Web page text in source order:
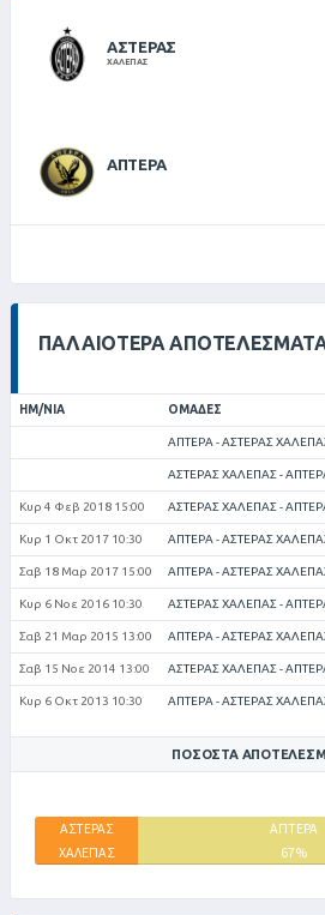
ΑΣΤΕΡΑΣ
ΧΑΛΕΠΑΣ
ΑΠΤΕΡΑ
ΠΑΛΑΙΌΤΕΡΑ
ΗΜ/ΝΊΑ ΟΜΆΔΕΣ
ΑΠΤΕΡΑ - ΑΣΤΕΡΑΣ
ΑΣΤΕΡΑΣ ΧΑΛΕΠΑΣ -
Κυρ 4 Φεβ 2018 15:00 ΑΣΤΕΡΑΣ ΧΑΛΕΠΑΣ -
Κυρ 1 Οκτ 2017 10:30 ΑΠΤΕΡΑ - ΑΣΤΕΡΑΣ
Σαβ 18 Μαρ 2017 15:00 ΑΠΤΕΡΑ - ΑΣΤΕΡΑΣ
Κυρ 6 Νοε 2016 10:30 ΑΣΤΕΡΑΣ ΧΑΛΕΠΑΣ -
Σαβ 21 Μαρ 2015 13:00 ΑΠΤΕΡΑ - ΑΣΤΕΡΑΣ
Σαβ 15 Νοε 2014 13:00 ΑΣΤΕΡΑΣ ΧΑΛΕΠΑΣ -
Κυρ 6 Οκτ 2013 10:30 ΑΠΤΕΡΑ - ΑΣΤΕΡΑΣ
ΠΟΣΟΣΤΆ
ΑΣΤΕΡΑΣ
ΧΑΛΕΠΑΣ
ΑΠΤΕΡΑ
67%